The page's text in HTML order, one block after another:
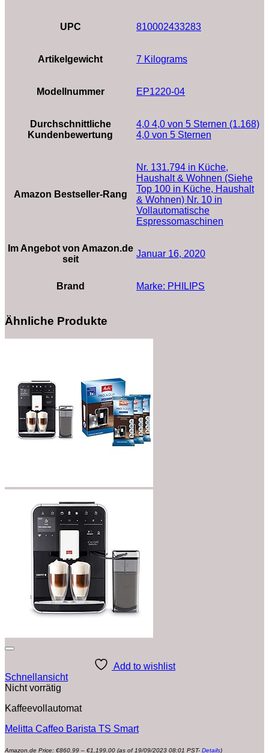
UPC 810002433283
Artikelgewicht ‎7 Kilograms
Modellnummer EP1220-04
Durchschnittliche
Kundenbewertung
4,0 4,0 von 5 Sternen (1.168)
4,0 von 5 Sternen
Amazon Bestseller-Rang
Nr. 131.794 in Küche,
Haushalt & Wohnen (Siehe
Top 100 in Küche, Haushalt
& Wohnen) Nr. 10 in
Vollautomatische
Espressomaschinen
Im Angebot von Amazon.de
seit
Januar 16, 2020
Brand Marke: PHILIPS
Ähnliche Produkte
Add to wishlist
Schnellansicht
Nicht vorrätig
Kaffeevollautomat
Melitta Caffeo Barista TS Smart
Amazon.de Price: €860.99 – €1,199.00
Preisspanne:
(as of 19/09/2023 08:01 PST- Details)